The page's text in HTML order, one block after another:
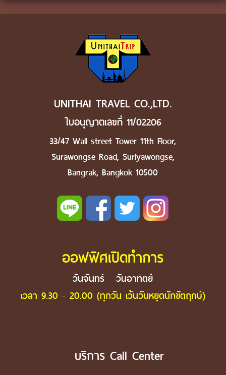
UNITHAI TRAVEL CO.,LTD.
ใบอนุญาตเลขที่ 11/02206
33/47 Wall street Tower 11th Floor,
Surawongse Road, Suriyawongse,
Bangrak, Bangkok 10500
ออฟฟิศเปิดทำการ
วันจันทร์ - วันอาทิตย์
เวลา 9.30 - 20.00 (ทุกวัน เว้นวันหยุดนักขัตฤกษ์)
บริการ Call Center